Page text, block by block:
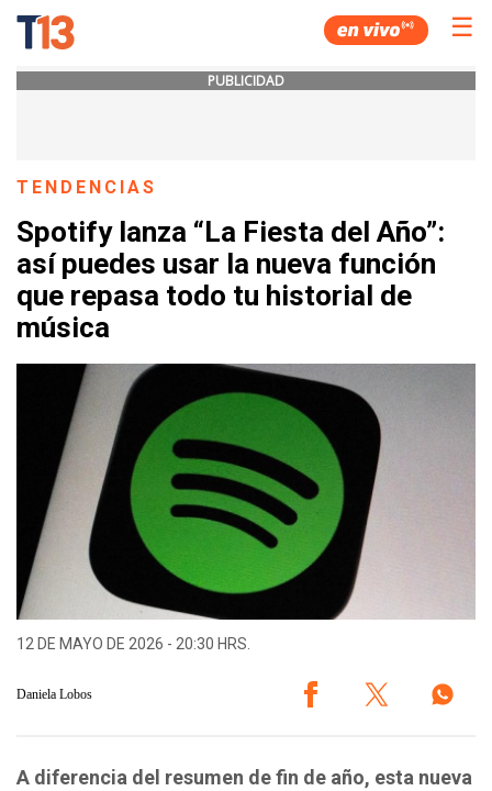
☰
PUBLICIDAD
TENDENCIAS
Spotify lanza “La Fiesta del Año”:
así puedes usar la nueva función
que repasa todo tu historial de
música
12 DE MAYO DE 2026 - 20:30 HRS.
Daniela Lobos
A diferencia del resumen de fin de año, esta nueva